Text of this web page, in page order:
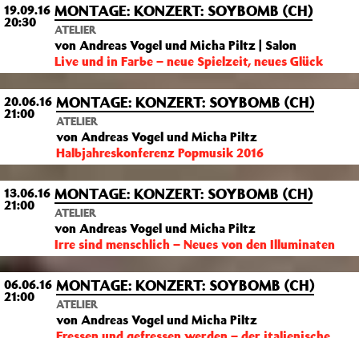
19.09.16
20:30
MONTAGE: KONZERT: SOYBOMB (CH)
ATELIER
von Andreas Vogel und Micha Piltz | Salon
Live und in Farbe – neue Spielzeit, neues Glück
20.06.16
21:00
MONTAGE: KONZERT: SOYBOMB (CH)
ATELIER
von Andreas Vogel und Micha Piltz
Halbjahreskonferenz Popmusik 2016
13.06.16
21:00
MONTAGE: KONZERT: SOYBOMB (CH)
ATELIER
von Andreas Vogel und Micha Piltz
Irre sind menschlich – Neues von den Illuminaten
06.06.16
21:00
MONTAGE: KONZERT: SOYBOMB (CH)
ATELIER
von Andreas Vogel und Micha Piltz